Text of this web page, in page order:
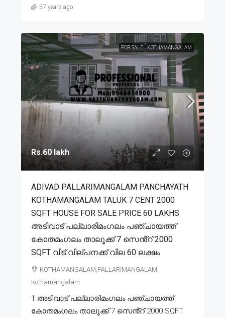
57 years ago
FOR SALE KOTHAMANGALAM
Rs.60 lakh
ADIVAD PALLARIMANGALAM PANCHAYATH
KOTHAMANGALAM TALUK 7 CENT 2000
SQFT HOUSE FOR SALE PRICE 60 LAKHS
അടിവാട് പല്ലാരിമംഗലം പഞ്ചായത്ത്
കോതമംഗലം താലൂക്ക് 7 സെൻ്റ് 2000
SQFT വീട് വില്പനക്ക് വില 60 ലക്ഷം
KOTHAMANGALAM,PALLARIMANGALAM,
Kothamangalam
1.അടിവാട് പല്ലാരിമംഗലം പഞ്ചായത്ത്
കോതമംഗലം താലൂക്ക് 7 സെൻ്റ് 2000 SQFT